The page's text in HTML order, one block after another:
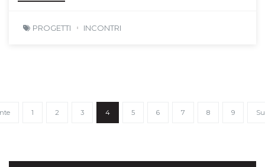
PROGETTI INCONTRI
1 2 3 4 5 6 7 8 9